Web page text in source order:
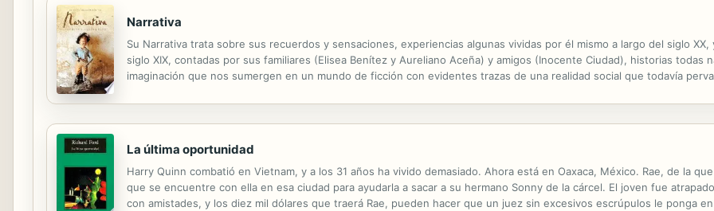
Narrativa
Su Narrativa trata sobre sus recuerdos y sensaciones, experiencias algunas vividas por él mismo a largo del siglo
siglo XIX, contadas por sus familiares (Elisea Benítez y Aureliano Aceña) y amigos (Inocente Ciudad), historias todas
imaginación que nos sumergen en un mundo de ficción con evidentes trazas de una realidad social que todavía
La última oportunidad
Harry Quinn combatió en Vietnam, y a los 31 años ha vivido demasiado. Ahora está en Oaxaca, México. Rae, de la
que se encuentre con ella en esa ciudad para ayudarla a sacar a su hermano Sonny de la cárcel. El joven fue
con amistades, y los diez mil dólares que traerá Rae, pueden hacer que un juez sin excesivos escrúpulos le ponga